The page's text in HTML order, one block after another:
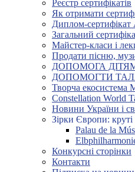
Реєстр сертифікатів
Як отримати
Диплом-сертифікат
Загальний
Майстер-класи і
Продати пісню,
ДОПОМОГА
ДОПОМОГТИ
Творча
Constellation World
Новини України і
Зірки Європи: круті
Palau de la
Конкурсні сторінки
Контакти